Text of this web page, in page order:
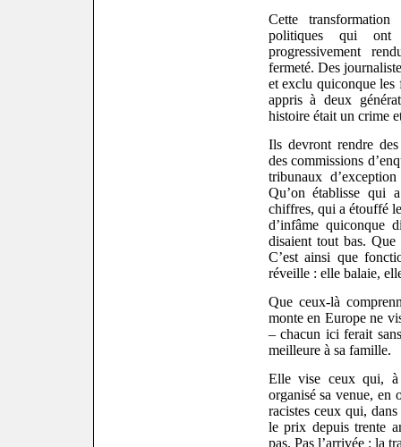
Cette
politiques qui
progressivement
fermeté. Des
et exclu quiconque les
appris à deux
histoire était un crime
Ils devront rendre
des commissions
tribunaux
Qu’on établisse qui
chiffres, qui a étouffé
d’infâme quiconque
disaient tout bas. Que
C’est ainsi que
réveille : elle balaie,
Que ceux-là
monte en Europe ne
– chacun ici ferait
meilleure à sa famille.
Elle vise ceux qui,
organisé sa venue, en
racistes ceux qui,
le prix depuis trente
pas. Pas l’arrivée : la